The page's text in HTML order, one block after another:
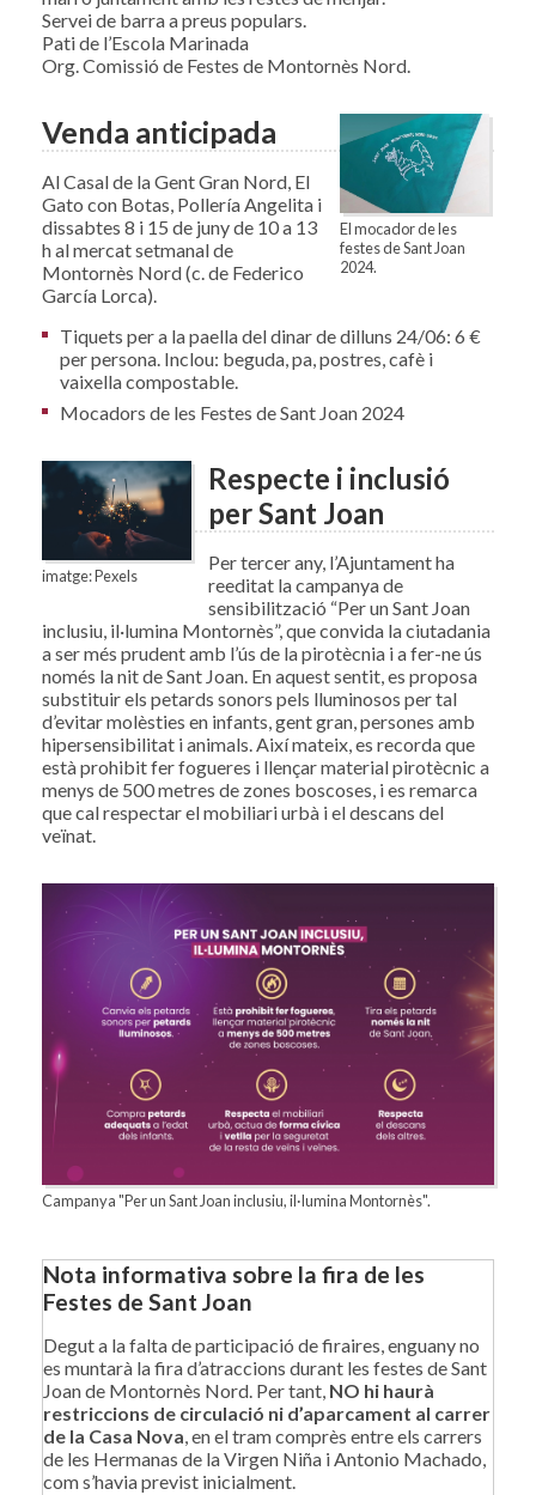
Servei de barra a preus populars.
Pati de l’Escola Marinada
Org. Comissió de Festes de Montornès Nord.
El mocador de les
festes de Sant Joan
2024.
Venda anticipada
Al Casal de la Gent Gran Nord, El
Gato con Botas, Pollería Angelita i
dissabtes 8 i 15 de juny de 10 a 13
h al mercat setmanal de
Montornès Nord (c. de Federico
García Lorca).
Tiquets per a la paella del dinar de dilluns 24/06: 6 €
per persona. Inclou: beguda, pa, postres, cafè i
vaixella compostable.
Mocadors de les Festes de Sant Joan 2024
imatge: Pexels
Respecte i inclusió
per Sant Joan
Per tercer any, l’Ajuntament ha
reeditat la campanya de
sensibilització “Per un Sant Joan
inclusiu, il·lumina Montornès”, que convida la ciutadania
a ser més prudent amb l’ús de la pirotècnia i a fer-ne ús
només la nit de Sant Joan. En aquest sentit, es proposa
substituir els petards sonors pels lluminosos per tal
d’evitar molèsties en infants, gent gran, persones amb
hipersensibilitat i animals. Així mateix, es recorda que
està prohibit fer fogueres i llençar material pirotècnic a
menys de 500 metres de zones boscoses, i es remarca
que cal respectar el mobiliari urbà i el descans del
veïnat.
Campanya "Per un Sant Joan inclusiu, il·lumina Montornès".
Nota informativa sobre la fira de les
Festes de Sant Joan
Degut a la falta de participació de firaires, enguany no
es muntarà la fira d’atraccions durant les festes de Sant
Joan de Montornès Nord. Per tant, NO hi haurà
restriccions de circulació ni d’aparcament al carrer
de la Casa Nova, en el tram comprès entre els carrers
de les Hermanas de la Virgen Niña i Antonio Machado,
com s’havia previst inicialment.